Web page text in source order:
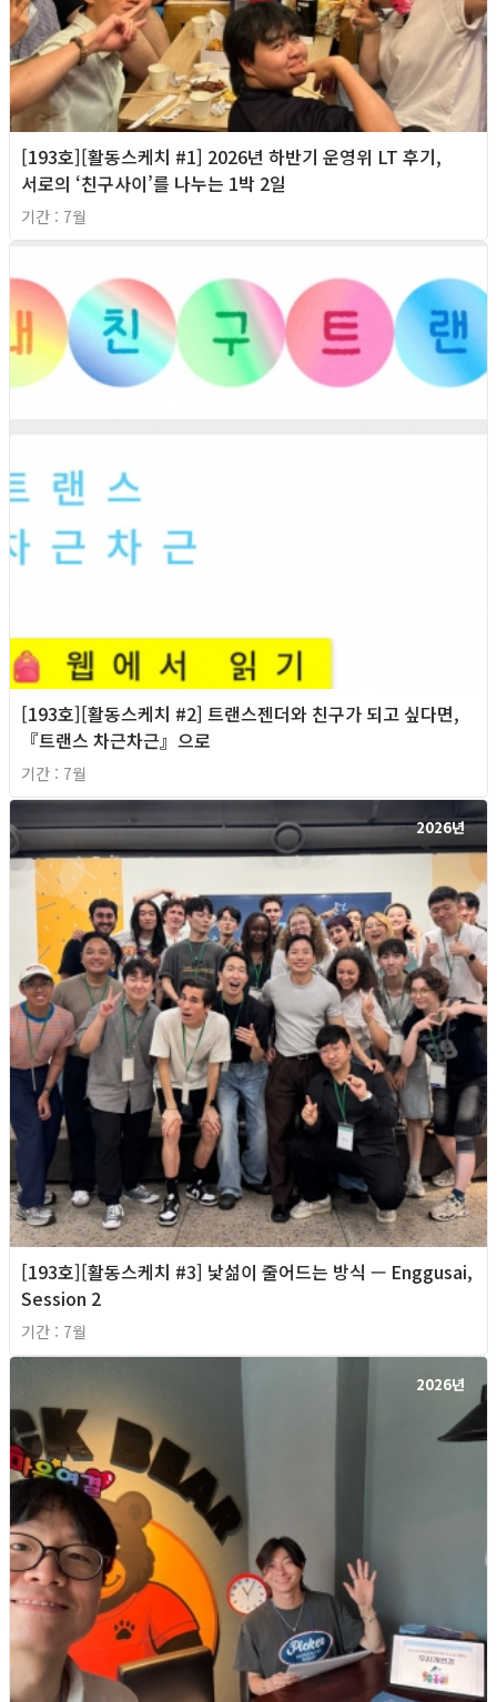
[193호][활동스케치 #1] 2026년 하반기 운영위 LT 후기,
서로의 ‘친구사이’를 나누는 1박 2일
기간 : 7월
[193호][활동스케치 #2] 트랜스젠더와 친구가 되고 싶다면,
『트랜스 차근차근』으로
기간 : 7월
2026년
[193호][활동스케치 #3] 낯섦이 줄어드는 방식 — Enggusai,
Session 2
기간 : 7월
2026년